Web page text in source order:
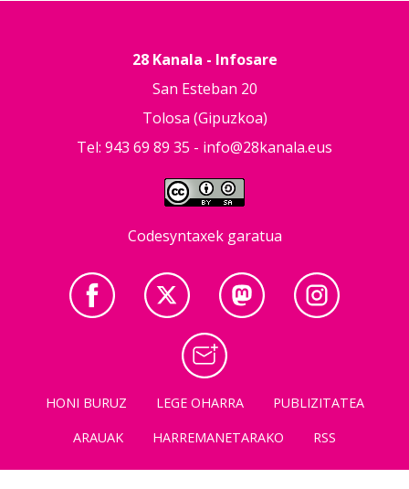
28 Kanala - Infosare
San Esteban 20
Tolosa (Gipuzkoa)
Tel: 943 69 89 35 - info@28kanala.eus
Codesyntaxek garatua
HONI BURUZ LEGE OHARRA
PUBLIZITATEA
ARAUAK
HARREMANETARAKO RSS